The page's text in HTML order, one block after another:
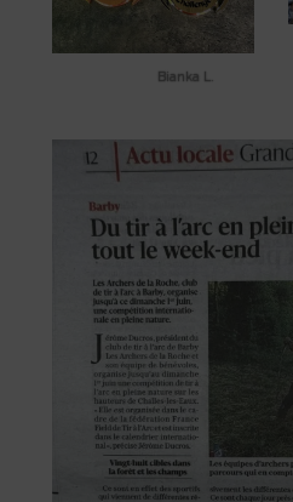
Bianka L.